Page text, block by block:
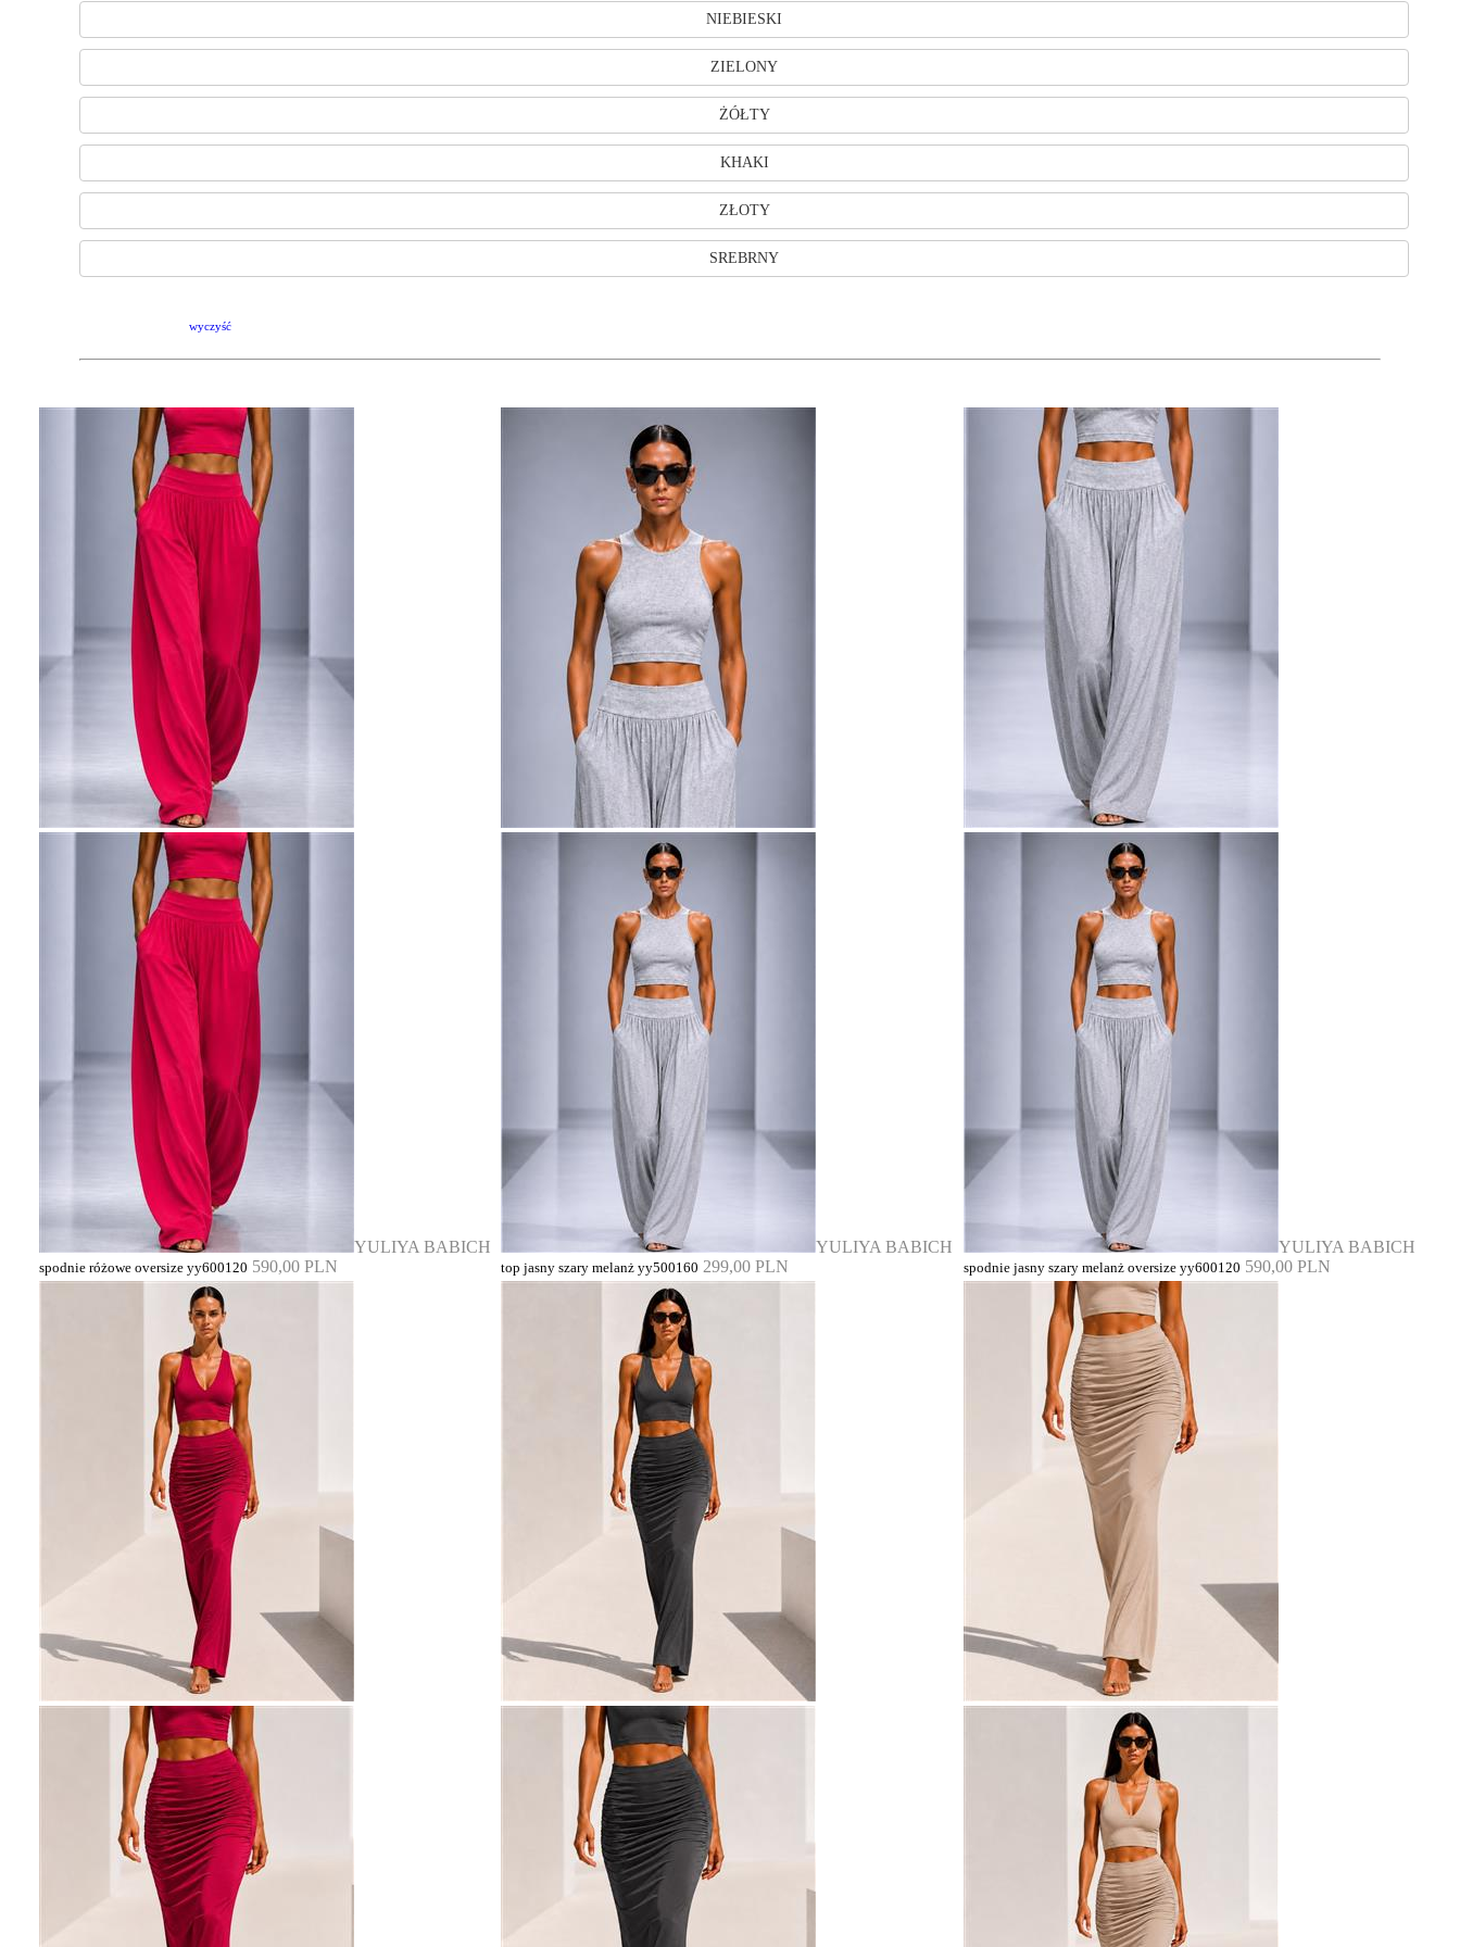
NIEBIESKI
ZIELONY
ŻÓŁTY
KHAKI
ZŁOTY
SREBRNY
wyczyść
YULIYA BABICH
spodnie różowe oversize yy600120 590,00 PLN
YULIYA BABICH
top jasny szary melanż yy500160 299,00 PLN
YULIYA BABICH
spodnie jasny szary melanż oversize yy600120 590,00 PLN